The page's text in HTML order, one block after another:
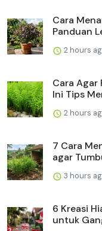
Cara
Panduan
2 hours
Cara Agar
Ini Tips
2 hours
7 Cara
agar
3 hours
6 Kreasi
untuk